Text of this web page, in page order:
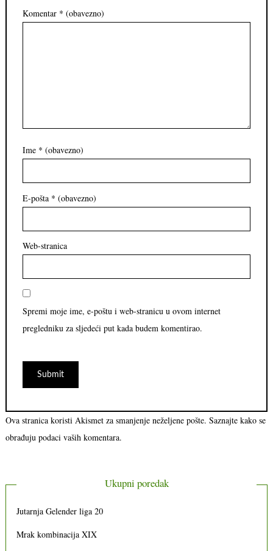
Komentar * (obavezno)
Ime * (obavezno)
E-pošta * (obavezno)
Web-stranica
Spremi moje ime, e-poštu i web-stranicu u ovom internet
pregledniku za sljedeći put kada budem komentirao.
Ova stranica koristi Akismet za smanjenje neželjene pošte. Saznajte kako se
obrađuju podaci vaših komentara.
Ukupni poredak
Jutarnja Gelender liga 20
Mrak kombinacija XIX